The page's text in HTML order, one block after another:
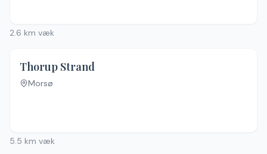
2.6 km væk
Thorup Strand
Morsø
5.5 km væk